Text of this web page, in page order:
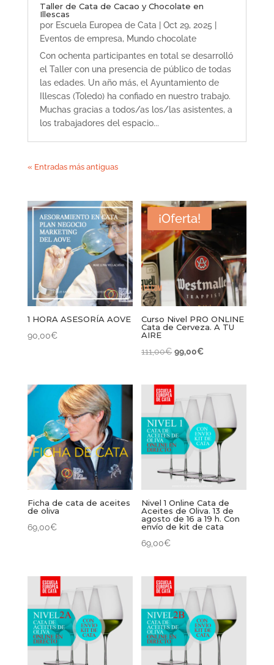
Taller de Cata de Cacao y Chocolate en
Illescas
por Escuela Europea de Cata | Oct 29, 2025 |
Eventos de empresa, Mundo chocolate
Con ochenta participantes en total se desarrolló
el Taller con una presencia de público de todas
las edades. Un año más, el Ayuntamiento de
Illescas (Toledo) ha confiado en nuestro trabajo.
Muchas gracias a todos/as los/las asistentes, a
los trabajadores del espacio...
« Entradas más antiguas
1 HORA ASESORÍA AOVE
90,00€
¡Oferta!
Curso Nivel PRO ONLINE
Cata de Cerveza. A TU
AIRE
111,00€ El
original
era:
111,00€.
99,00€El
actual
es:
99,00€.
Ficha de cata de aceites
de oliva
69,00€
Nivel 1 Online Cata de
Aceites de Oliva. 13 de
agosto de 16 a 19 h. Con
envío de kit de cata
69,00€